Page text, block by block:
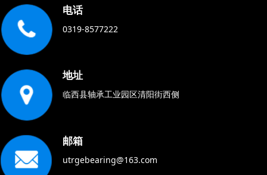
电话
0319-8577222
地址
临西县轴承工业园区清阳街西侧
邮箱
utrgebearing@163.com